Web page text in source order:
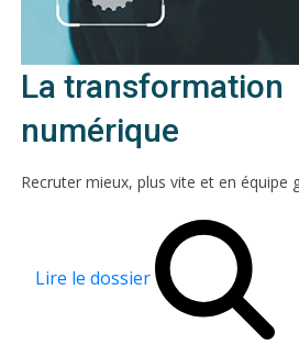
La transformation
numérique
Recruter mieux, plus vite et en équipe
Lire le dossier